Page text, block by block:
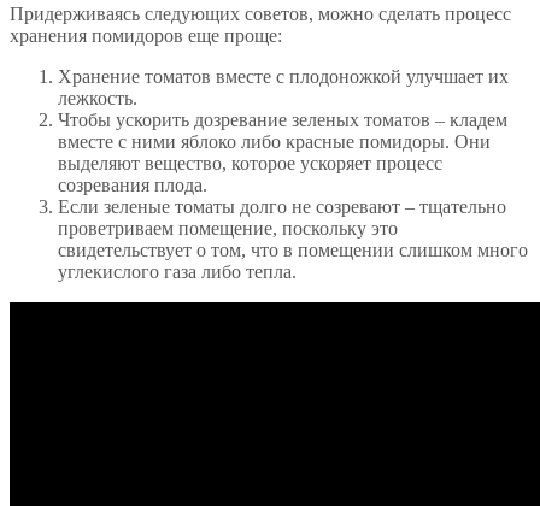
Придерживаясь следующих советов, можно сделать процесс
хранения помидоров еще проще:
Хранение томатов вместе с плодоножкой улучшает их
лежкость.
Чтобы ускорить дозревание зеленых томатов – кладем
вместе с ними яблоко либо красные помидоры. Они
выделяют вещество, которое ускоряет процесс
созревания плода.
Если зеленые томаты долго не созревают – тщательно
проветриваем помещение, поскольку это
свидетельствует о том, что в помещении слишком много
углекислого газа либо тепла.